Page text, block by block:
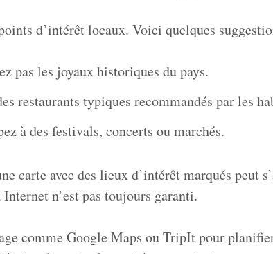
d’intérêt locaux. Voici quelques
pas les joyaux historiques du pays.
restaurants typiques recommandés par les
à des festivals, concerts ou marchés.
carte avec des lieux d’intérêt marqués peut
n’est pas toujours garanti.
comme Google Maps ou TripIt pour